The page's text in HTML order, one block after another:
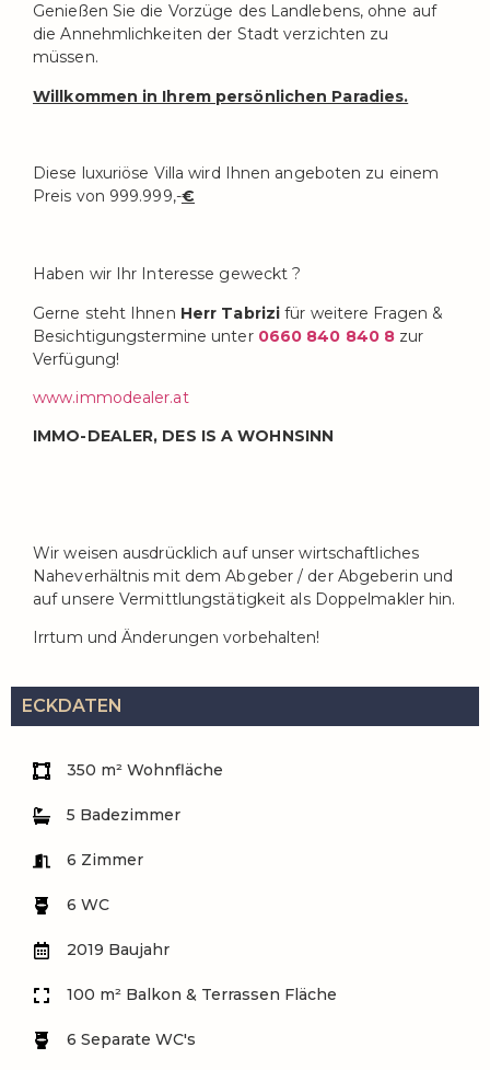
Genießen Sie die Vorzüge des Landlebens, ohne auf
die Annehmlichkeiten der Stadt verzichten zu
müssen.
Willkommen in Ihrem persönlichen Paradies.
Diese luxuriöse Villa wird Ihnen angeboten zu einem
Preis von 999.999,-€
Haben wir Ihr Interesse geweckt ?
Gerne steht Ihnen Herr Tabrizifür weitere Fragen &
Besichtigungstermine unter 0660 840 840 8 zur
Verfügung!
www.immodealer.at
IMMO-DEALER, DES IS A WOHNSINN
Wir weisen ausdrücklich auf unser wirtschaftliches
Naheverhältnis mit dem Abgeber / der Abgeberin und
auf unsere Vermittlungstätigkeit als Doppelmakler hin.
Irrtum und Änderungen vorbehalten!
ECKDATEN
350 m² Wohnfläche
5 Badezimmer
6 Zimmer
6 WC
2019 Baujahr
100 m² Balkon & Terrassen Fläche
6 Separate WC's